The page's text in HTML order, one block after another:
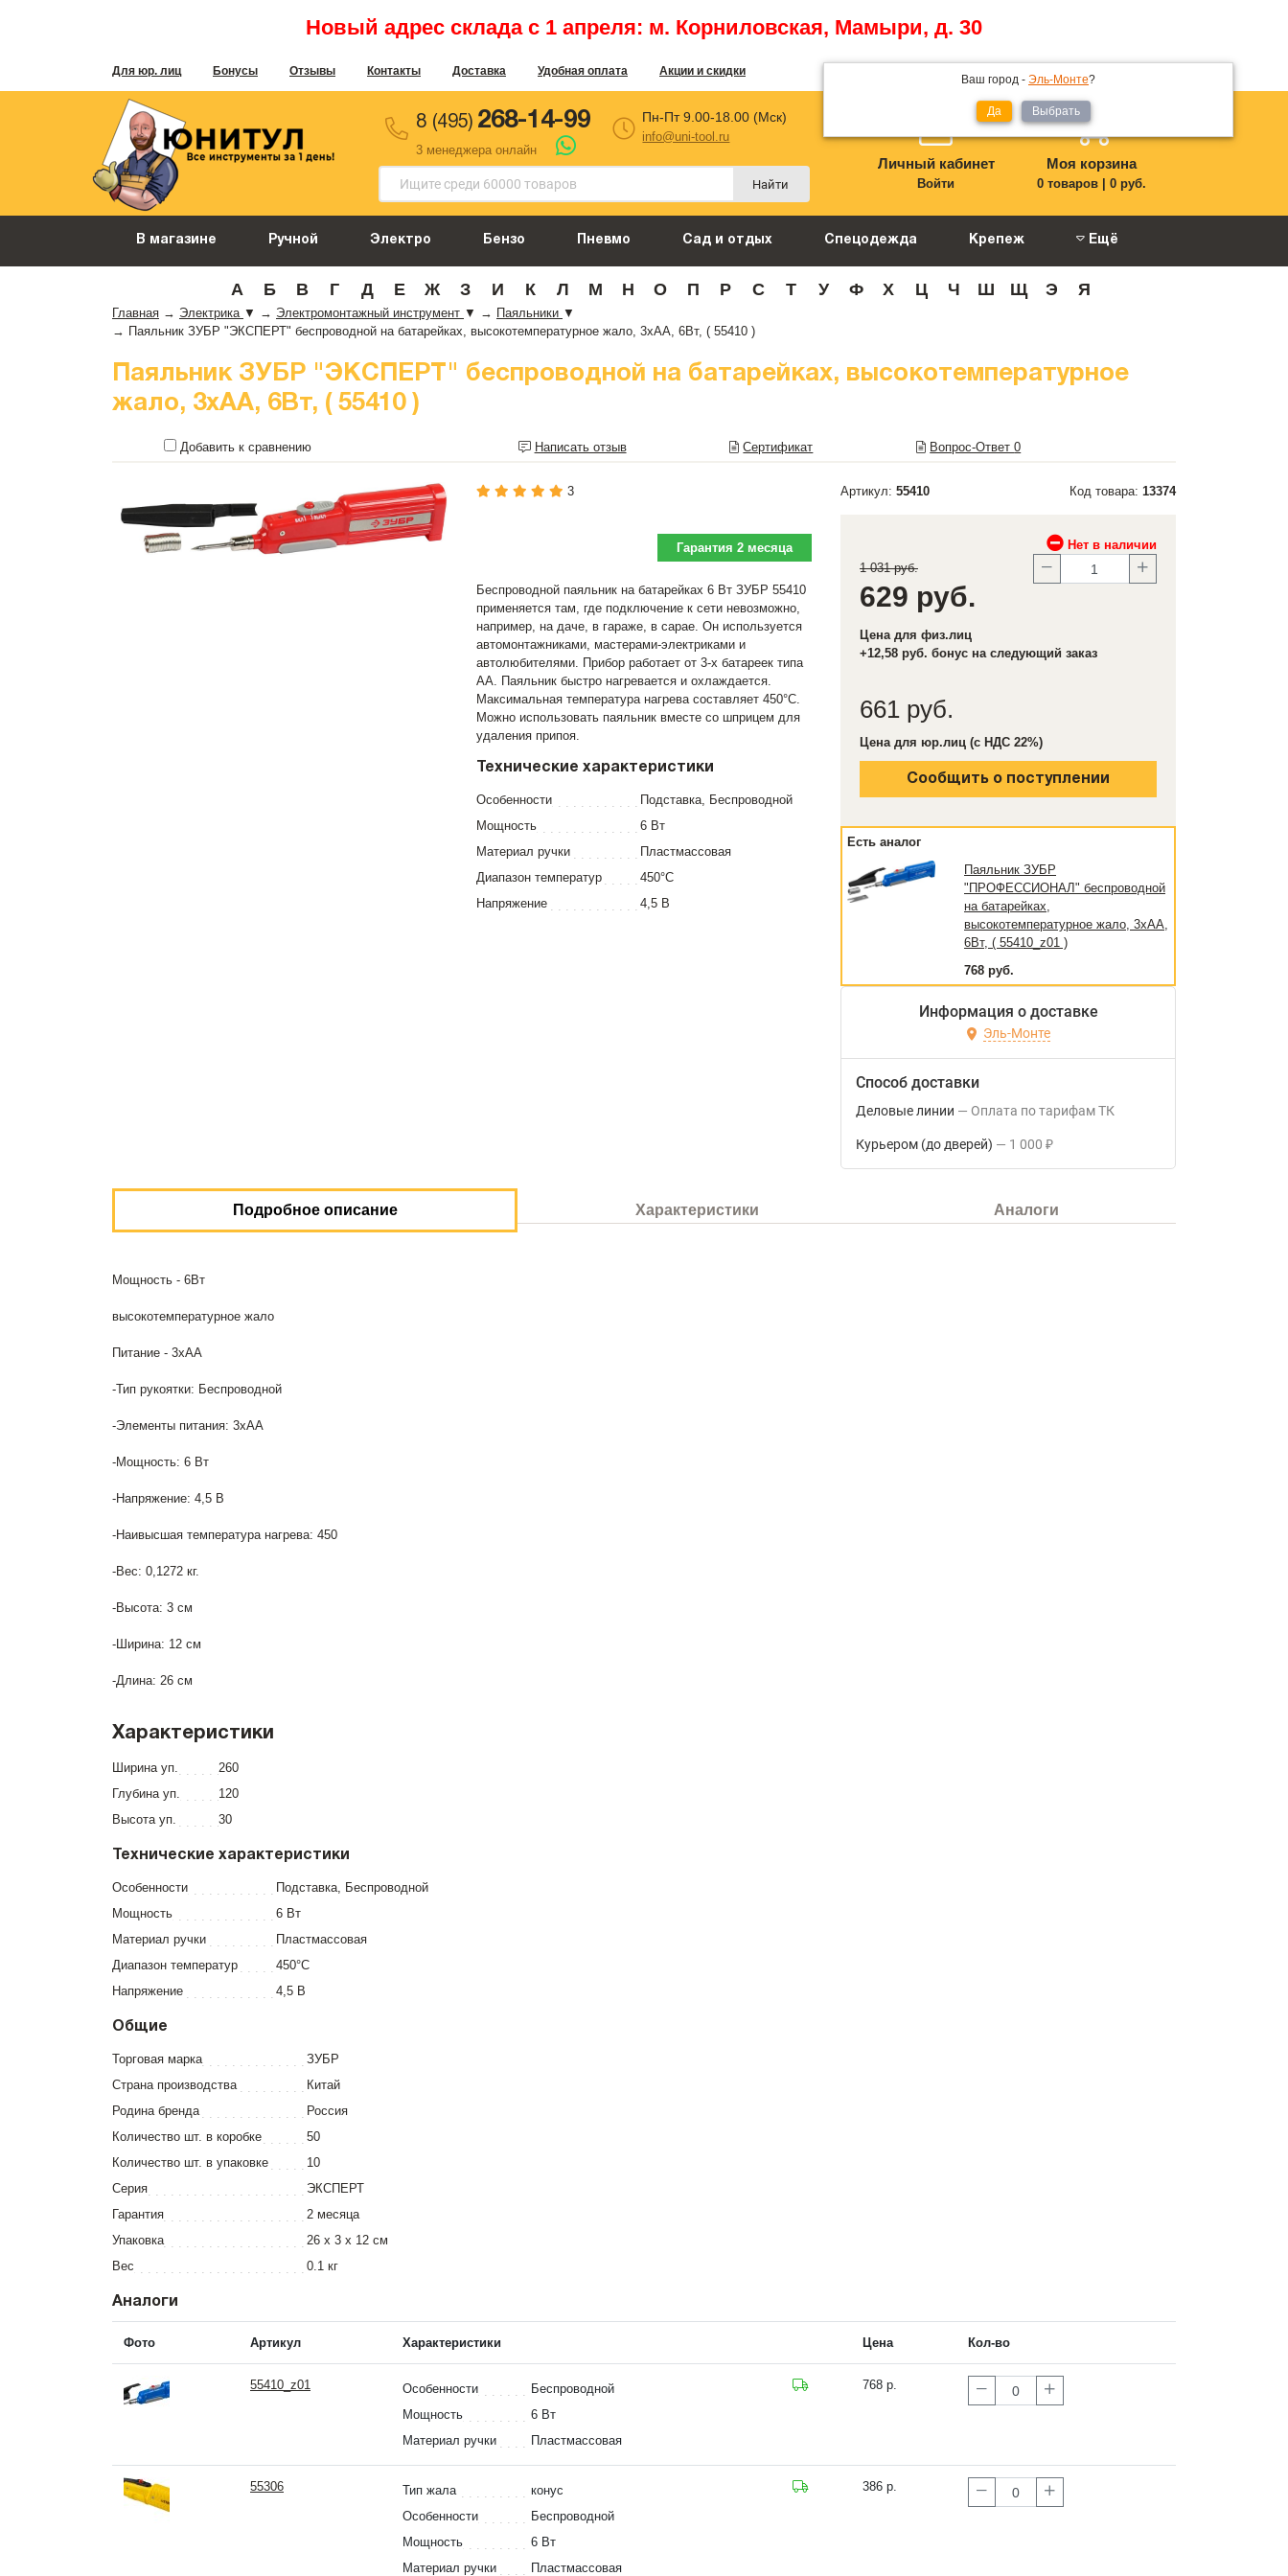
Новый адрес склада с 1 апреля: м. Корниловская, Мамыри, д. 30
Для юр. лиц Бонусы Отзывы Контакты Доставка Удобная оплата Акции и скидки
Ваш город - Эль-Монте?
Да Выбрать
8 (495) 268-14-99
3 менеджера онлайн
Пн-Пт 9.00-18.00 (Мск)
info@uni-tool.ru
Найти
Личный кабинет
Войти
Моя корзина
0 товаров| 0 руб.
В магазине Ручной Электро Бензо Пневмо Сад и отдых Спецодежда Крепеж Ещё
А Б В Г Д Е Ж З И К Л М Н О П Р С Т У Ф Х Ц Ч Ш Щ Э Я
Главная → Электрика ▼ → Электромонтажный инструмент ▼ → Паяльники ▼
→ Паяльник ЗУБР "ЭКСПЕРТ" беспроводной на батарейках, высокотемпературное жало, 3xAA, 6Вт, ( 55410 )
Паяльник ЗУБР "ЭКСПЕРТ" беспроводной на батарейках, высокотемпературное
жало, 3xAA, 6Вт, ( 55410 )
Добавить к сравнению Написать отзыв Сертификат Вопрос-Ответ0
3 Артикул: 55410 Код товара: 13374
Гарантия 2 месяца
Беспроводной паяльник на батарейках 6 Вт ЗУБР 55410
применяется там, где подключение к сети невозможно,
например, на даче, в гараже, в сарае. Он используется
автомонтажниками, мастерами-электриками и
автолюбителями. Прибор работает от 3-х батареек типа
АА. Паяльник быстро нагревается и охлаждается.
Максимальная температура нагрева составляет 450°С.
Можно использовать паяльник вместе со шприцем для
удаления припоя.
Технические характеристики
Особенности
Подставка, Беспроводной
Мощность
6 Вт
Материал ручки
Пластмассовая
Диапазон температур
450°С
Напряжение
4,5 В
Нет в наличии
1 031 руб.
629 руб.
Цена для физ.лиц
+12,58 руб. бонус на следующий заказ
661 руб.
Цена для юр.лиц (с НДС 22%)
Сообщить о поступлении
Есть аналог
Паяльник ЗУБР
"ПРОФЕССИОНАЛ" беспроводной
на батарейках,
высокотемпературное жало, 3xAA,
6Вт, ( 55410_z01 )
768 руб.
Информация о доставке
Эль-Монте
Способ доставки
Деловые линии Оплата по тарифам ТК
Курьером (до дверей) 1 000 ₽
Подробное описание Характеристики Аналоги
Мощность - 6Вт
высокотемпературное жало
Питание - 3хАА
-Тип рукоятки: Беспроводной
-Элементы питания: 3хАА
-Мощность: 6 Вт
-Напряжение: 4,5 В
-Наивысшая температура нагрева: 450
-Вес: 0,1272 кг.
-Высота: 3 см
-Ширина: 12 см
-Длина: 26 см
Характеристики
Ширина уп.
260
Глубина уп.
120
Высота уп.
30
Технические характеристики
Особенности
Подставка, Беспроводной
Мощность
6 Вт
Материал ручки
Пластмассовая
Диапазон температур
450°С
Напряжение
4,5 В
Общие
Торговая марка
ЗУБР
Страна производства
Китай
Родина бренда
Россия
Количество шт. в коробке
50
Количество шт. в упаковке
10
Серия
ЭКСПЕРТ
Гарантия
2 месяца
Упаковка
26 x 3 x 12 см
Вес
0.1 кг
Аналоги
Фото Артикул Характеристики Цена Кол-во
55410_z01 Особенности
Беспроводной
Мощность
6 Вт
Материал ручки
Пластмассовая
768 р.
55306 Тип жала
конус
Особенности
Беспроводной
Мощность
6 Вт
Материал ручки
Пластмассовая
386 р.